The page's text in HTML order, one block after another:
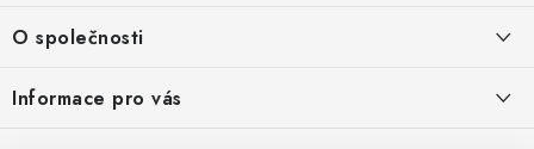
p
a
O společnosti
O nás
Informace pro vás